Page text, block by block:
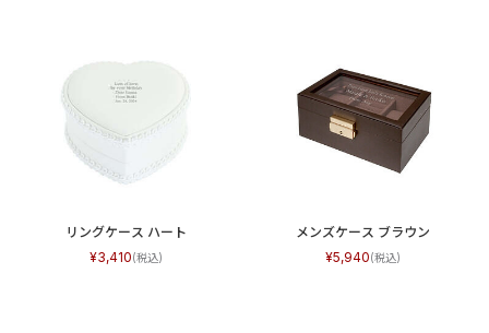
リングケース ハート
3,410
メンズケース ブラウン
5,940